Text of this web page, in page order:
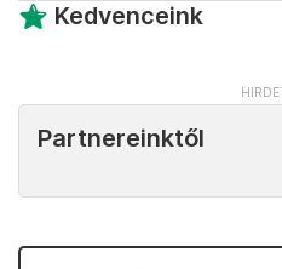
Kedvenceink
Partnereinktől